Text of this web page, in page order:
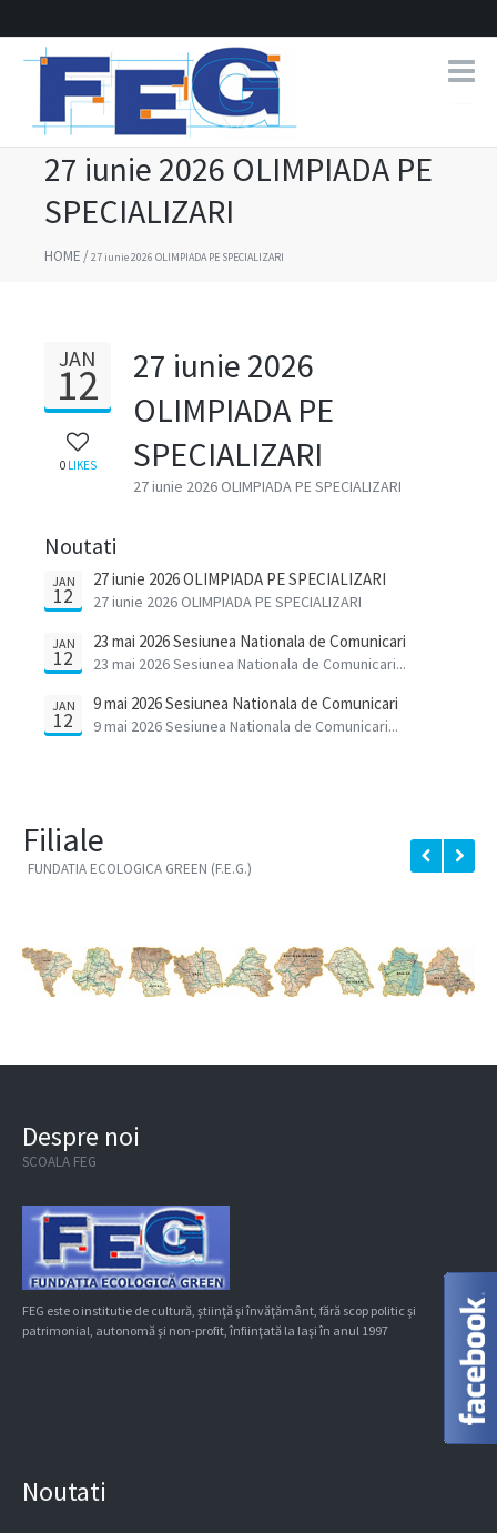
27 iunie 2026 OLIMPIADA PE
SPECIALIZARI
HOME /27 iunie 2026 OLIMPIADA PE SPECIALIZARI
JAN
12
0LIKES
27 iunie 2026
OLIMPIADA PE
SPECIALIZARI
27 iunie 2026 OLIMPIADA PE SPECIALIZARI
Noutati
JAN
12
27 iunie 2026 OLIMPIADA PE SPECIALIZARI
27 iunie 2026 OLIMPIADA PE SPECIALIZARI
JAN
12
23 mai 2026 Sesiunea Nationala de Comunicari
Stiintifice a Cadrelor Didactice
23 mai 2026 Sesiunea Nationala de Comunicari...
JAN
12
9 mai 2026 Sesiunea Nationala de Comunicari
Stiintifice a elevilor
9 mai 2026 Sesiunea Nationala de Comunicari...
Filiale
FUNDATIA ECOLOGICA GREEN (F.E.G.)
Despre noi
SCOALA FEG
FEG este o institutie de cultură, ştiinţă şi învăţământ, fără scop politic şi
patrimonial, autonomă şi non-profit, înfiinţată la Iaşi în anul 1997
Noutati